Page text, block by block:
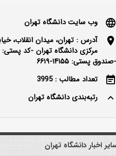
language
وب سایت دانشگاه تهران
location_on
-صندوق پستی: ۱۴۱۵۵-۶۶۱۹
event_note
تعداد مطالب : 3995
keyboard_arrow_up
رتبه‌بندی دانشگاه تهران
اخبار دانشگاه تهران